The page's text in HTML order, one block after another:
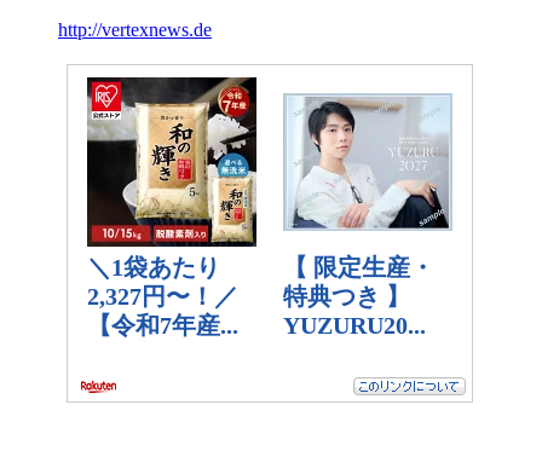
http://vertexnews.de